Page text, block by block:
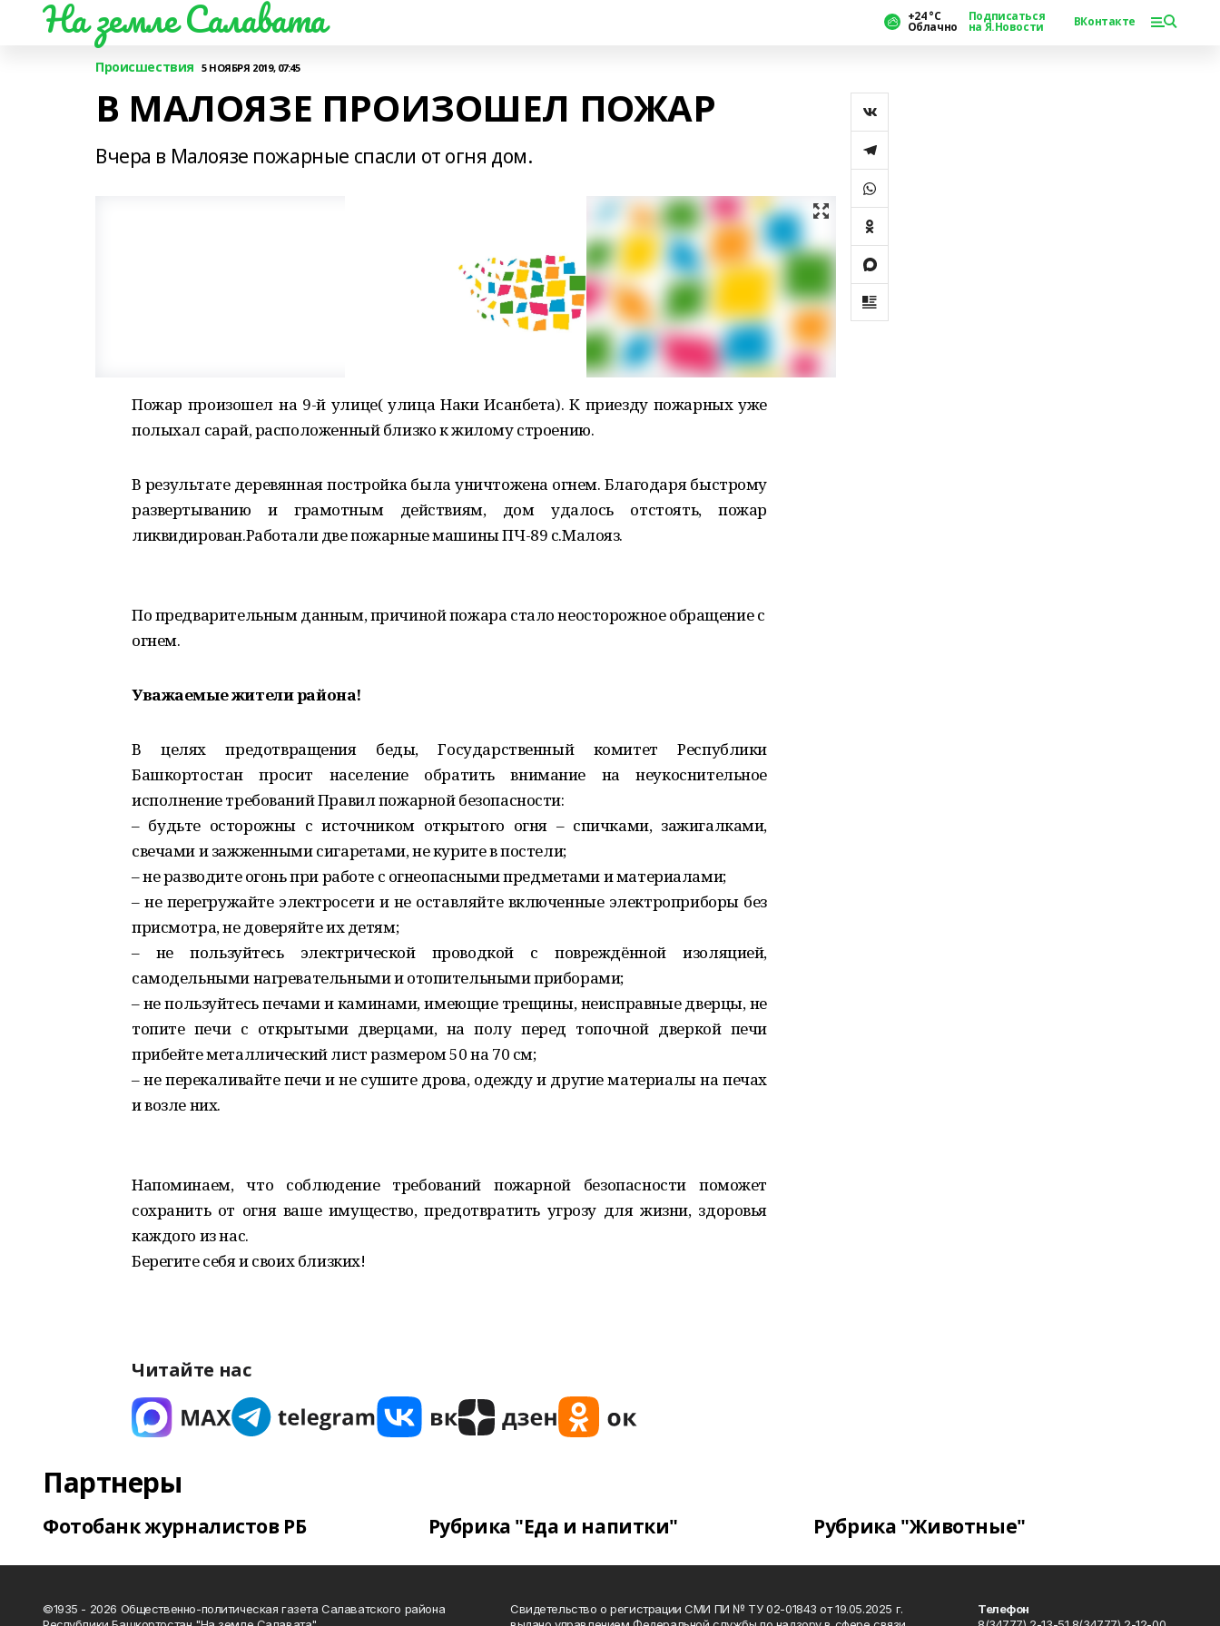
На земле Салавата +24 °С
Облачно
Подписаться
на Я.Новости ВКонтакте
Происшествия 5 НОЯБРЯ 2019, 07:45
В МАЛОЯЗЕ ПРОИЗОШЕЛ ПОЖАР
Вчера в Малоязе пожарные спасли от огня дом.
Пожар произошел на 9-й улице( улица Наки Исанбета). К приезду пожарных уже
полыхал сарай, расположенный близко к жилому строению.
В результате деревянная постройка была уничтожена огнем. Благодаря быстрому
развертыванию и грамотным действиям, дом удалось отстоять, пожар
ликвидирован.Работали две пожарные машины ПЧ-89 с.Малояз.
По предварительным данным, причиной пожара стало неосторожное обращение с
огнем.
Уважаемые жители района!
В целях предотвращения беды, Государственный комитет Республики
Башкортостан просит население обратить внимание на неукоснительное
исполнение требований Правил пожарной безопасности:
– будьте осторожны с источником открытого огня – спичками, зажигалками,
свечами и зажженными сигаретами, не курите в постели;
– не разводите огонь при работе с огнеопасными предметами и материалами;
– не перегружайте электросети и не оставляйте включенные электроприборы без
присмотра, не доверяйте их детям;
– не пользуйтесь электрической проводкой с повреждённой изоляцией,
самодельными нагревательными и отопительными приборами;
– не пользуйтесь печами и каминами, имеющие трещины, неисправные дверцы, не
топите печи с открытыми дверцами, на полу перед топочной дверкой печи
прибейте металлический лист размером 50 на 70 см;
– не перекаливайте печи и не сушите дрова, одежду и другие материалы на печах
и возле них.
Напоминаем, что соблюдение требований пожарной безопасности поможет
сохранить от огня ваше имущество, предотвратить угрозу для жизни, здоровья
каждого из нас.
Берегите себя и своих близких!
Читайте нас
Партнеры
Фотобанк журналистов РБ Рубрика "Еда и напитки" Рубрика "Животные"
©1935 - 2026 Общественно-политическая газета Салаватского района
Свидетельство о регистрации СМИ ПИ № ТУ 02-01843 от 19.05.2025 г.
Телефон